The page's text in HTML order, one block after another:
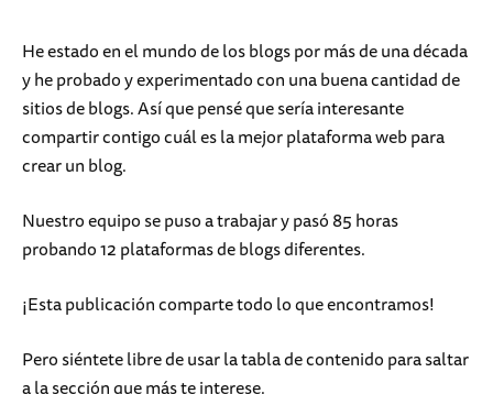
He estado en el mundo de los blogs por más de una década
y he probado y experimentado con una buena cantidad de
sitios de blogs. Así que pensé que sería interesante
compartir contigo cuál es la mejor plataforma web para
crear un blog.
Nuestro equipo se puso a trabajar y pasó 85 horas
probando 12 plataformas de blogs diferentes.
¡Esta publicación comparte todo lo que encontramos!
Pero siéntete libre de usar la tabla de contenido para saltar
a la sección que más te interese.